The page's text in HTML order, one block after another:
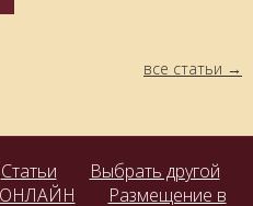
все статьи
Статьи
Выбрать другой
ОНЛАЙН
Размещение в